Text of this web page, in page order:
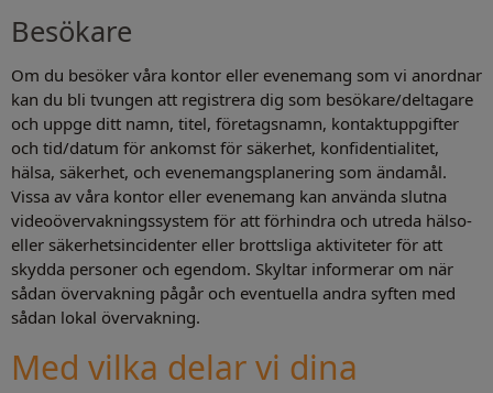
Besökare
Om du besöker våra kontor eller evenemang som vi anordnar
kan du bli tvungen att registrera dig som besökare/deltagare
och uppge ditt namn, titel, företagsnamn, kontaktuppgifter
och tid/datum för ankomst för säkerhet, konfidentialitet,
hälsa, säkerhet, och evenemangsplanering som ändamål.
Vissa av våra kontor eller evenemang kan använda slutna
videoövervakningssystem för att förhindra och utreda hälso-
eller säkerhetsincidenter eller brottsliga aktiviteter för att
skydda personer och egendom. Skyltar informerar om när
sådan övervakning pågår och eventuella andra syften med
sådan lokal övervakning.
Med vilka delar vi dina